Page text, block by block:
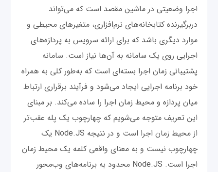
اجرا وضعیتی در ماشین مقصد است که می‌تواند
دربرگیرنده کتابخانه‌های نرم‌افزاری، متغیرهای محیطی و
موارد دیگری باشد که برای ارائه سرویس به پردازه‌های
اجرایی روی یک سامانه به آن‌ها نیاز است. سامانه
پشتیبانی زمان اجرا بسته‌ای است که به‌طور کلی به همراه
خود برنامه اجرایی ایجاد می‌شود و فرآیند برقراری ارتباط
میان پردازه و محیط زمان اجرا را ساده می‌کند. بر مبنای
این تعریف متوجه می‌شویم که چهارچوب یک پله عقب‌تر
از محیط زمان اجرا است و در نتیجه Node.JS یک
چهارچوب نیست و به معنای واقعی کلمه یک محیط زمان
اجرا است. Node.JS محدود به برنامه‌های وب‌محور